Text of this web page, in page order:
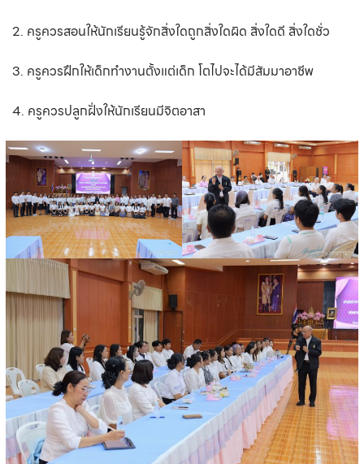
2. ครูควรสอนให้นักเรียนรู้จักสิ่งใดถูกสิ่งใดผิด สิ่งใดดี สิ่งใดชั่ว
3. ครูควรฝึกให้เด็กทำงานตั้งแต่เด็ก โตไปจะได้มีสัมมาอาชีพ
4. ครูควรปลูกฝั่งให้นักเรียนมีจิตอาสา